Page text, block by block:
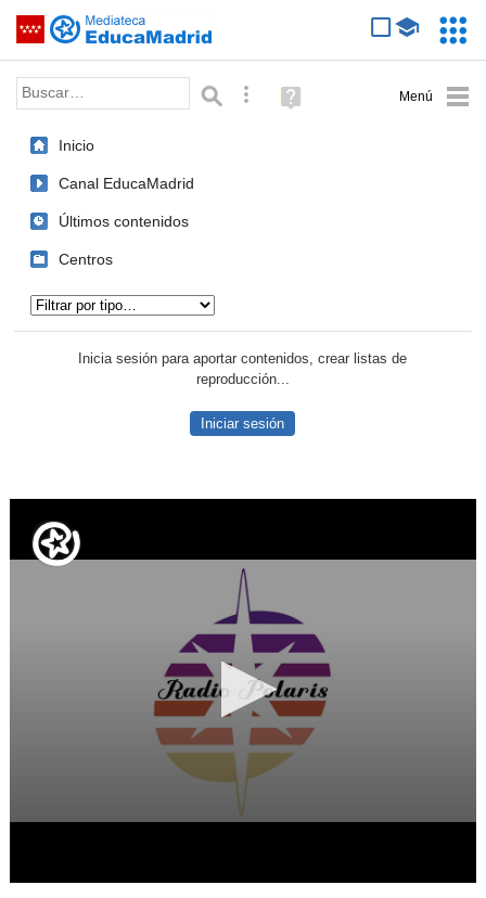
Saltar navegación
Palabra o frase: Búsqueda avanzada
Ayuda
(en
Inicio
Canal EducaMadrid
Últimos contenidos
Centros
Inicia sesión para aportar contenidos, crear listas de
reproducción...
Iniciar sesión